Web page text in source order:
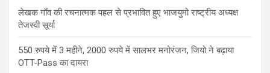
लेखक गाँव की रचनात्मक पहल से प्रभावित हुए भाजयुमो राष्ट्रीय अध्यक्ष
तेजस्वी सूर्या
550 रुपये में 3 महीने, 2000 रुपये में सालभर मनोरंजन, जियो ने बढ़ाया
OTT-Pass का दायरा